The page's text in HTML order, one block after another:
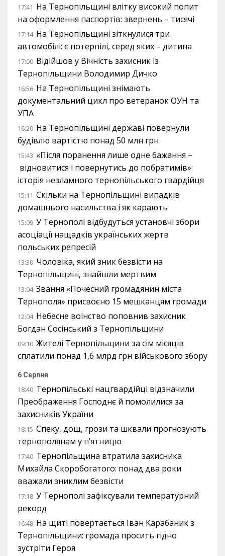
17:41 На Тернопільщині влітку високий попит
на оформлення паспортів: звернень – тисячі
17:14 На Тернопільщині зіткнулися три
автомобілі: є потерпілі, серед яких – дитина
17:00 Відійшов у Вічність захисник із
Тернопільщини Володимир Дичко
16:56 На Тернопільщині знімають
документальний цикл про ветеранок ОУН та
УПА
16:20 На Тернопільщині державі повернули
будівлю вартістю понад 50 млн грн
15:43 «Після поранення лише одне бажання –
відновитися і повернутись до побратимів»:
історія незламного тернопільського гвардійця
15:11 Скільки на Тернопільщині випадків
домашнього насильства і як карають
15:09 У Тернополі відбудуться установчі збори
асоціації нащадків українських жертв
польських репресій
13:30 Чоловіка, який зник безвісти на
Тернопільщині, знайшли мертвим
13:04 Звання «Почесний громадянин міста
Тернополя» присвоєно 15 мешканцям громади
12:04 Небесне воїнство поповнив захисник
Богдан Сосінський з Тернопільщини
09:10 Жителі Тернопільщини за сім місяців
сплатили понад 1,6 млрд грн військового збору
6 Серпня
18:40 Тернопільські нацгвардійці відзначили
Преображення Господнє й помолилися за
захисників України
18:15 Спеку, дощ, грози та шквали прогнозують
тернополянам у п’ятницю
17:40 Тернопільщина втратила захисника
Михайла Скоробогатого: понад два роки
вважали зниклим безвісти
17:18 У Тернополі зафіксували температурний
рекорд
16:48 На щиті повертається Іван Карабаник з
Тернопільщини: громада просить гідно
зустріти Героя